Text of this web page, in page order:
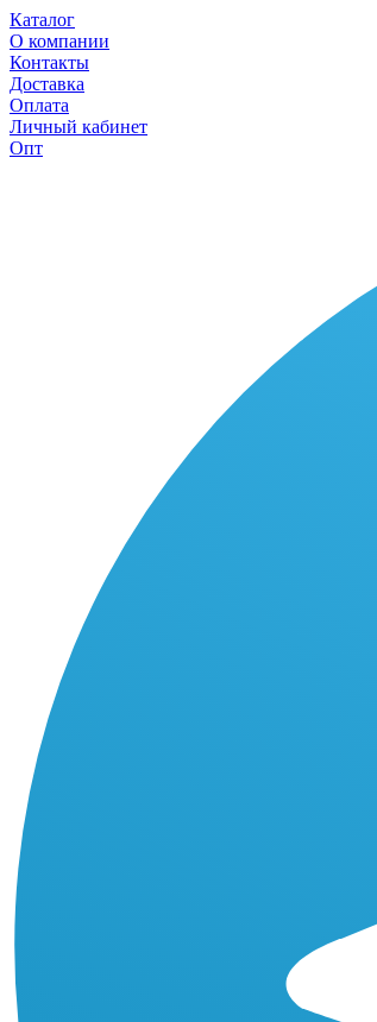
Каталог
О компании
Контакты
Доставка
Оплата
Личный кабинет
Опт